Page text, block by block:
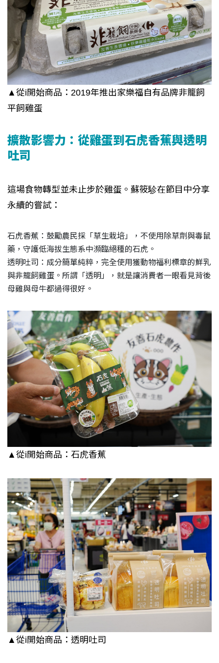
▲從i開始商品：2019年推出家樂福自有品牌非籠飼
平飼雞蛋
擴散影響力：從雞蛋到石虎香蕉與透明
吐司
這場食物轉型並未止步於雞蛋。蘇筱駗在節目中分享
永續的嘗試：
石虎香蕉：鼓勵農民採「草生栽培」，不使用除草劑與毒鼠
藥，守護低海拔生態系中瀕臨絕種的石虎。
透明吐司：成分簡單純粹，完全使用獲動物福利標章的鮮乳
與非籠飼雞蛋。所謂「透明」，就是讓消費者一眼看見背後
母雞與母牛都過得很好。
▲從i開始商品：石虎香蕉
▲從i開始商品：透明吐司